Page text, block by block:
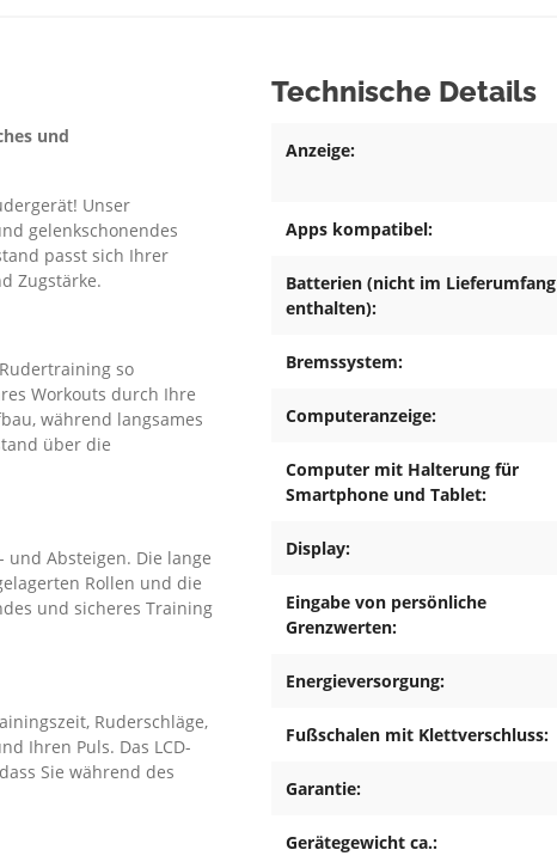
und
Unser
gelenkschonendes
passt sich Ihrer
Zugstärke.
so
Workouts durch Ihre
während langsames
über die
und Absteigen. Die lange
Rollen und die
und sicheres Training
Ruderschläge,
Ihren Puls. Das LCD-
Sie während des
Technische Details
Anzeige:
Apps kompatibel:
Batterien (nicht im Lieferumfang
enthalten):
Bremssystem:
Computeranzeige:
Computer mit Halterung für
Smartphone und Tablet:
Display:
Eingabe von persönliche
Grenzwerten:
Energieversorgung:
Fußschalen mit Klettverschluss:
Garantie:
Gerätegewicht ca.: